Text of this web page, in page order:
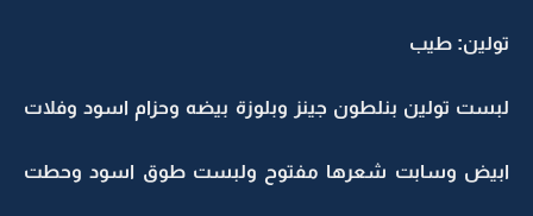
تولين: طيب
لبست تولين بنلطون جينز وبلوزة بيضه وحزام اسود وفلات
ابيض وسابت شعرها مفتوح ولبست طوق اسود وحطت